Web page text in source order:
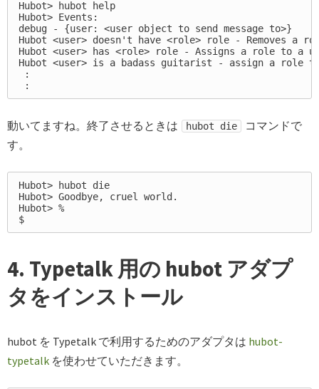
Hubot> hubot help
Hubot> Events:
debug - {user: <user object to send message to>}
Hubot <user> doesn't have <role> role - Removes a
Hubot <user> has <role> role - Assigns a role to a
Hubot <user> is a badass guitarist - assign a role
:
動いてますね。終了させるときは hubot die
コマンドで
す。
Hubot> hubot die
Hubot> Goodbye, cruel world.
Hubot> %
4. Typetalk 用の hubot アダプ
タをインストール
hubot を Typetalk で利用するためのアダプタは hubot-
typetalk を使わせていただきます。